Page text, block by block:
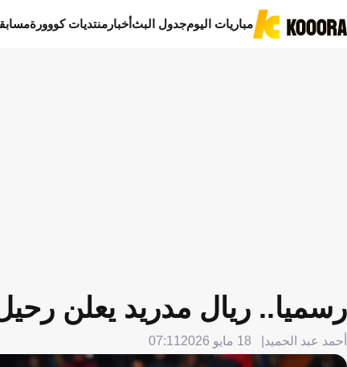
مباريات اليومجدول البثأخبار منتديات كووورة
رسميا.. ريال مدريد يعلن
أحمد عبد الحميد 18 مايو 2026 07:11